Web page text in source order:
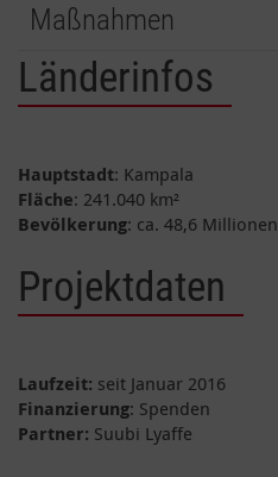
Maßnahmen
Länderinfos
Hauptstadt: Kampala
Fläche: 241.040 km²
Bevölkerung: ca. 48,6 Millionen
Projektdaten
Laufzeit: seit Januar 2016
Finanzierung: Spenden
Partner: Suubi Lyaffe